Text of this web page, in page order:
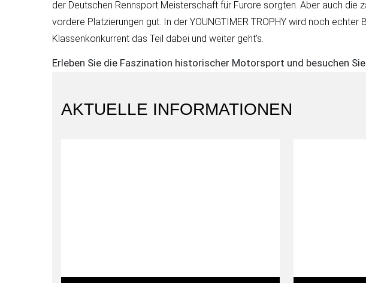
der Deutschen Rennsport Meisterschaft für Furore sorgten. Aber auch die
vordere Platzierungen gut. In der YOUNGTIMER TROPHY wird noch
Klassenkonkurrent das Teil dabei und weiter geht’s.
Erleben Sie die Faszination historischer Motorsport und besuchen
AKTUELLE INFORMATIONEN